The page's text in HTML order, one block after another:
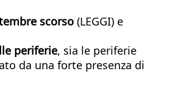
scorso (LEGGI) e
periferie, sia le periferie
da una forte presenza di